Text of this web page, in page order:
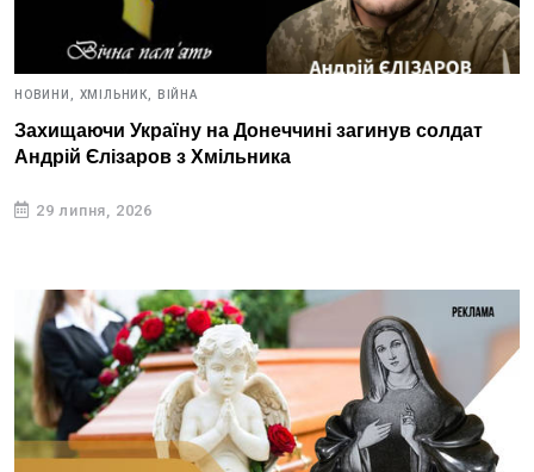
НОВИНИ, ХМІЛЬНИК, ВІЙНА
Захищаючи Україну на Донеччині загинув солдат
Андрій Єлізаров з Хмільника
29 липня, 2026